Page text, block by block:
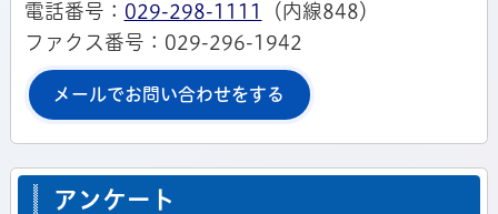
電話番号： 029-298-1111
（内線848）
ファクス番号：029-296-1942
メールでお問い合わせをする
アンケート